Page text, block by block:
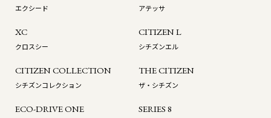
エクシード アテッサ
XC
クロスシー
CITIZEN L
シチズンエル
CITIZEN COLLECTION
シチズンコレクション
THE CITIZEN
ザ・シチズン
ECO-DRIVE ONE SERIES 8